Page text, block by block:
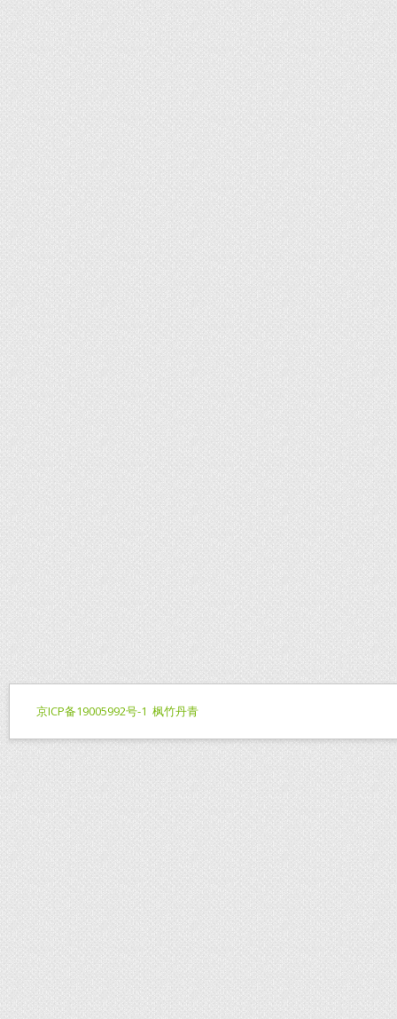
京ICP备19005992号-1 枫竹丹青